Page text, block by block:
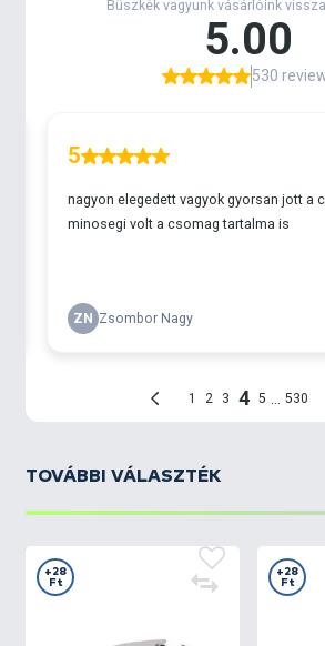
TOVÁBBI VÁLASZTÉK
+28
Ft
+28
Ft